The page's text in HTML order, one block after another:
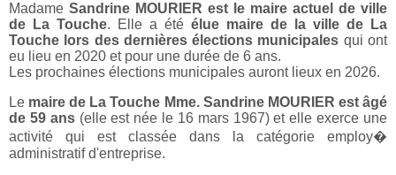
Madame Sandrine MOURIER est le maire actuel de ville
de La Touche. Elle a été élue maire de la ville de La
Touche lors des dernières élections municipales qui ont
eu lieu en 2020 et pour une durée de 6 ans.
Les prochaines élections municipales auront lieux en 2026.
Le maire de La Touche Mme. Sandrine MOURIER est âgé
de 59 ans(elle est née le 16 mars 1967) et elle exerce une
activité qui est classée dans la catégorie employ�
administratif d'entreprise.